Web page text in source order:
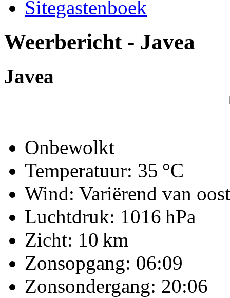
Sitegastenboek
Weerbericht - Javea
Javea
Onbewolkt
Temperatuur: 35 °C
Wind: Variërend van
Luchtdruk: 1016 hPa
Zicht: 10 km
Zonsopgang: 06:09
Zonsondergang: 20:06